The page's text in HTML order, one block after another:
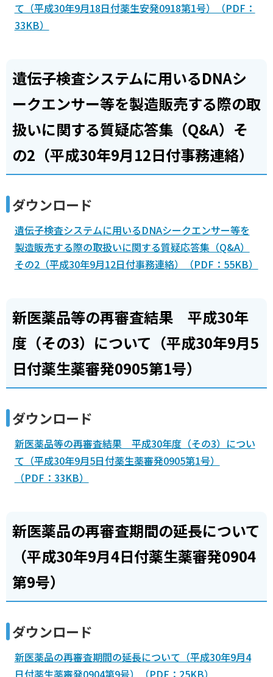
て（平成30年9月18日付薬生安発0918第1号）（PDF：
33KB）
遺伝子検査システムに用いるDNAシ
ークエンサー等を製造販売する際の取
扱いに関する質疑応答集（Q&A）そ
の2（平成30年9月12日付事務連絡）
ダウンロード
遺伝子検査システムに用いるDNAシークエンサー等を
製造販売する際の取扱いに関する質疑応答集（Q&A）
その2（平成30年9月12日付事務連絡）（PDF：55KB）
新医薬品等の再審査結果 平成30年
度（その3）について（平成30年9月5
日付薬生薬審発0905第1号）
ダウンロード
新医薬品等の再審査結果 平成30年度（その3）につい
て（平成30年9月5日付薬生薬審発0905第1号）
（PDF：33KB）
新医薬品の再審査期間の延長について
（平成30年9月4日付薬生薬審発0904
第9号）
ダウンロード
新医薬品の再審査期間の延長について（平成30年9月4